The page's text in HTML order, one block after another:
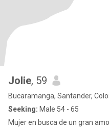
Jolie, 59
Bucaramanga, Santander,
Seeking: Male 54 - 65
Mujer en busca de un gran